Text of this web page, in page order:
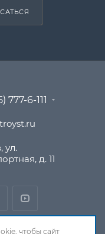
777-6-111
ул.
д. 11
чтобы сайт